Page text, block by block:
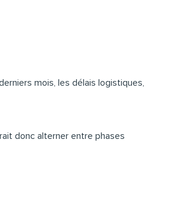
mois, les délais logistiques,
donc alterner entre phases